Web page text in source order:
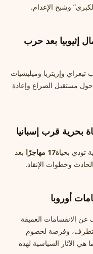
وشبح الإعدام.
إثيوبيا بعد حرب
وإريتريا وميليشيات
حول مستقبل الصراع وإعادة
تودي بحياة17 مهاجرًا
بعد
وخطوات الإنقاذ.
أوروبا
عن الانقسامات العميقة
وفرصة لخصوم
هي الآثار السياسية لهذه